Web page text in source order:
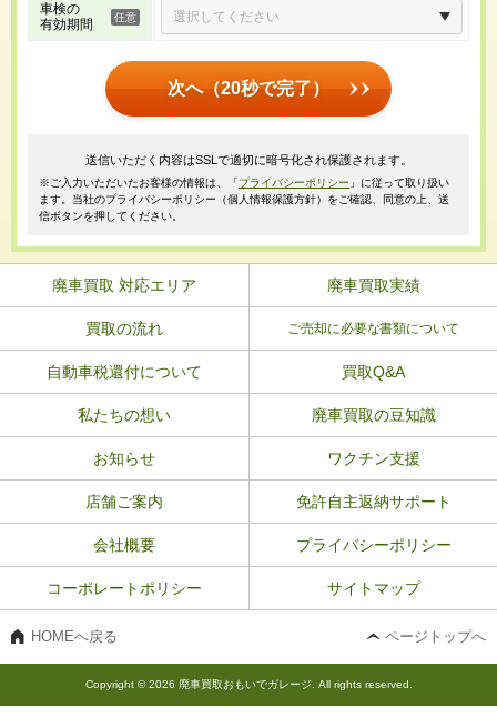
車検の
有効期間
次へ（20秒で完了）
送信いただく内容はSSLで適切に暗号化され保護されます。
※ご入力いただいたお客様の情報は、「プライバシーポリシー 」に従って取り扱い
ます。当社のプライバシーポリシー（個人情報保護方針）をご確認、同意の上、送
信ボタンを押してください。
廃車買取 対応エリア 廃車買取実績
買取の流れ ご売却に必要な書類について
自動車税還付について 買取Q&A
私たちの想い 廃車買取の豆知識
お知らせ ワクチン支援
店舗ご案内 免許自主返納サポート
会社概要 プライバシーポリシー
コーポレートポリシー サイトマップ
HOMEへ戻る ページトップへ
Copyright © 2026 廃車買取おもいでガレージ. All rights reserved.